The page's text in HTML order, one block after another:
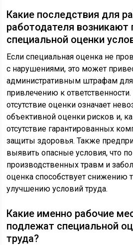
Какие последствия для
работодателя возникают
специальной оценки
Если специальная оценка не
с нарушениями, это может
административным штрафам для
привлечению к
отсутствие оценки означает
объективной оценки рисков и,
отсутствие гарантированных
защиты здоровья. Также
выявить опасные условия, что
производственных травм и
оценка способствует снижению
улучшению условий труда.
Какие именно рабочие
подлежат специальной
труда?